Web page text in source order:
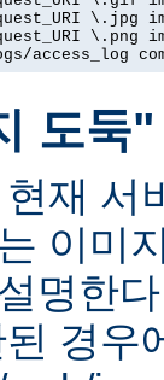
\.jpg
\.png
access_log
도둑"
재 서
이미
명한
경우